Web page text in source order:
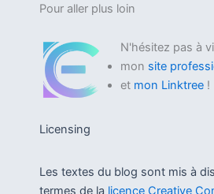
Pour aller plus loin
N'hésitez pas à
mon site
et mon Linktree !
Licensing
Les textes du blog sont mis à
termes de la licence Creative